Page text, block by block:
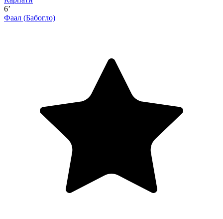
6’
Фаал (Бабогло)